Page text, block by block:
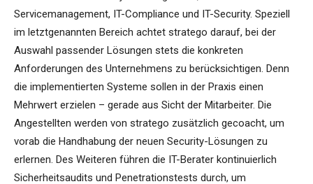
Servicemanagement, IT-Compliance und IT-Security. Speziell
im letztgenannten Bereich achtet stratego darauf, bei der
Auswahl passender Lösungen stets die konkreten
Anforderungen des Unternehmens zu berücksichtigen. Denn
die implementierten Systeme sollen in der Praxis einen
Mehrwert erzielen – gerade aus Sicht der Mitarbeiter. Die
Angestellten werden von stratego zusätzlich gecoacht, um
vorab die Handhabung der neuen Security-Lösungen zu
erlernen. Des Weiteren führen die IT-Berater kontinuierlich
Sicherheitsaudits und Penetrationstests durch, um